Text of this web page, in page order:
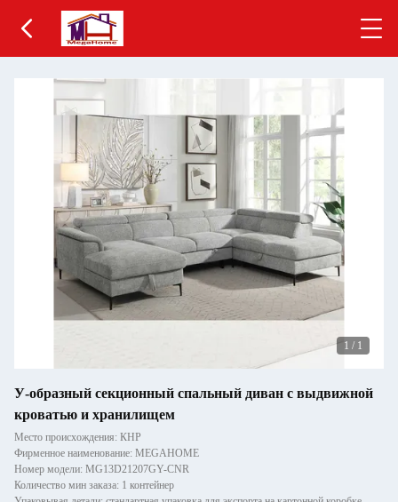
1 / 1
У-образный секционный спальный диван с выдвижной
кроватью и хранилищем
Место происхождения: КНР
Фирменное наименование: MEGAHOME
Номер модели: MG13D21207GY-CNR
Количество мин заказа: 1 контейнер